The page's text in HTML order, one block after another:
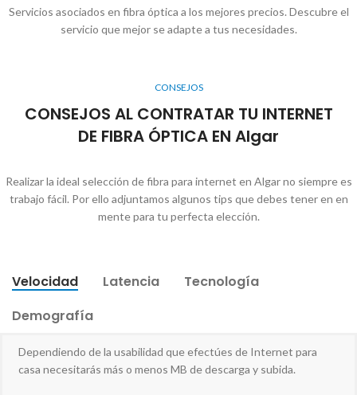
Servicios asociados en fibra óptica a los mejores precios. Descubre el
servicio que mejor se adapte a tus necesidades.
CONSEJOS
CONSEJOS AL CONTRATAR TU INTERNET
DE FIBRA ÓPTICA EN Algar
Realizar la ideal selección de fibra para internet en Algar no siempre es
trabajo fácil. Por ello adjuntamos algunos tips que debes tener en en
mente para tu perfecta elección.
Velocidad Latencia
Tecnología
Demografía
Dependiendo de la usabilidad que efectúes de Internet para
casa necesitarás más o menos MB de descarga y subida.